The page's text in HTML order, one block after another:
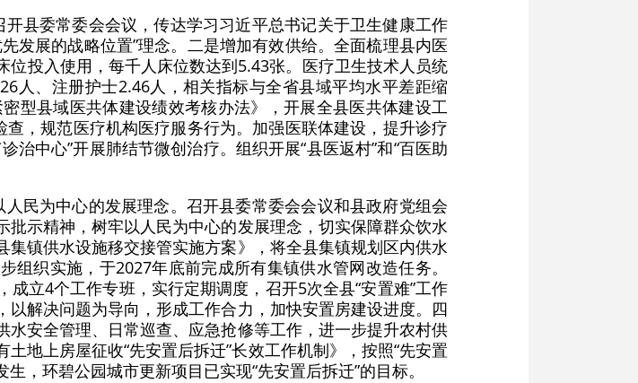
开县委常委会会议，传达学习习近平总书记关于卫生健康工作
发展的战略位置”理念。二是增加有效供给。全面梳理县内医
投入使用，每千人床位数达到5.43张。医疗卫生技术人员统
人、注册护士2.46人，相关指标与全省县域平均水平差距缩
型县域医共体建设绩效考核办法》，开展全县医共体建设工
，规范医疗机构医疗服务行为。加强医联体建设，提升诊疗
治中心”开展肺结节微创治疗。组织开展“县医返村”和“百医助
民为中心的发展理念。召开县委常委会会议和县政府党组会
示精神，树牢以人民为中心的发展理念，切实保障群众饮水
镇供水设施移交接管实施方案》，将全县集镇规划区内供水
织实施，于2027年底前完成所有集镇供水管网改造任务。
立4个工作专班，实行定期调度，召开5次全县“安置难”工作
解决问题为导向，形成工作合力，加快安置房建设进度。四
安全管理、日常巡查、应急抢修等工作，进一步提升农村供
地上房屋征收“先安置后拆迁”长效工作机制》，按照“先安置
，环碧公园城市更新项目已实现“先安置后拆迁”的目标。